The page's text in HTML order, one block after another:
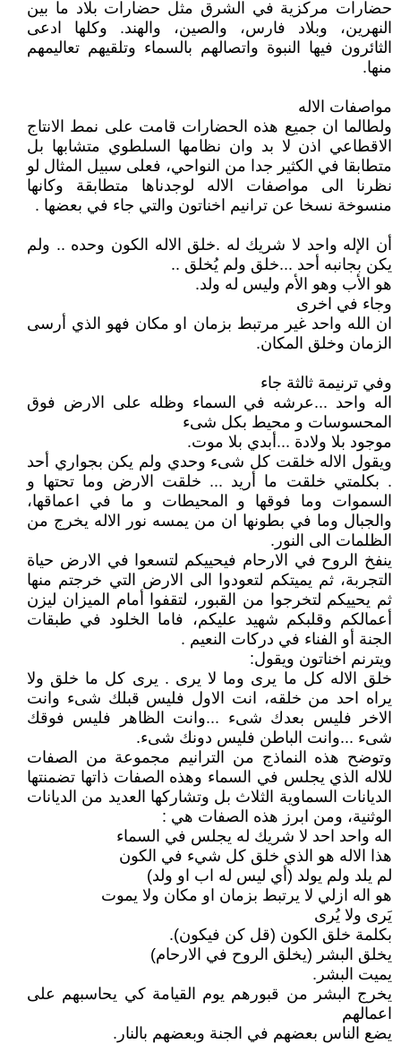
حضارات مركزية في الشرق مثل حضارات بلاد ما بين
النهرين، وبلاد فارس، والصين، والهند. وكلها ادعى
الثائرون فيها النبوة واتصالهم بالسماء وتلقيهم تعاليمهم
منها.
مواصفات الاله
ولطالما ان جميع هذه الحضارات قامت على نمط الانتاج
الاقطاعي اذن لا بد وان نظامها السلطوي متشابها بل
متطابقا في الكثير جدا من النواحي، فعلى سبيل المثال لو
نظرنا الى مواصفات الاله لوجدناها متطابقة وكانها
منسوخة نسخا عن ترانيم اخناتون والتي جاء في بعضها .
أن الإله واحد لا شريك له .خلق الاله الكون وحده .. ولم
يكن بجانبه أحد ...خلق ولم يُخلق ..
هو الأب وهو الأم وليس له ولد.
وجاء في اخرى
ان الله واحد غير مرتبط بزمان او مكان فهو الذي أرسى
الزمان وخلق المكان.
وفي ترنيمة ثالثة جاء
اله واحد ...عرشه في السماء وظله على الارض فوق
المحسوسات و محيط بكل شىء
موجود بلا ولادة ...أبدي بلا موت.
ويقول الاله خلقت كل شىء وحدي ولم يكن بجواري أحد
. بكلمتي خلقت ما أريد ... خلقت الارض وما تحتها و
السموات وما فوقها و المحيطات و ما في اعماقها،
والجبال وما في بطونها ان من يمسه نور الاله يخرج من
الظلمات الى النور.
ينفخ الروح في الارحام فيحييكم لتسعوا في الارض حياة
التجربة، ثم يميتكم لتعودوا الى الارض التي خرجتم منها
ثم يحييكم لتخرجوا من القبور، لتقفوا أمام الميزان ليزن
أعمالكم وقلبكم شهيد عليكم، فاما الخلود في طبقات
الجنة أو الفناء في دركات النعيم .
ويترنم اخناتون ويقول:
خلق الاله كل ما يرى وما لا يرى . يرى كل ما خلق ولا
يراه احد من خلقه، انت الاول فليس قبلك شىء وانت
الاخر فليس بعدك شىء ...وانت الظاهر فليس فوقك
شىء ...وانت الباطن فليس دونك شىء.
وتوضح هذه النماذج من الترانيم مجموعة من الصفات
للاله الذي يجلس في السماء وهذه الصفات ذاتها تضمنتها
الديانات السماوية الثلاث بل وتشاركها العديد من الديانات
الوثنية، ومن ابرز هذه الصفات هي :
اله واحد احد لا شريك له يجلس في السماء
هذا الاله هو الذي خلق كل شيء في الكون
لم يلد ولم يولد (أي ليس له اب او ولد)
هو اله ازلي لا يرتبط بزمان او مكان ولا يموت
يَرى ولا يُرى
بكلمة خلق الكون (قل كن فيكون).
يخلق البشر (يخلق الروح في الارحام)
يميت البشر.
يخرج البشر من قبورهم يوم القيامة كي يحاسبهم على
اعمالهم
يضع الناس بعضهم في الجنة وبعضهم بالنار.